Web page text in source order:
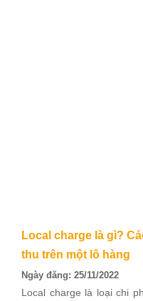
Local charge là gì?
thu trên một lô hàng
Ngày đăng: 25/11/2022
Local charge là loại chi